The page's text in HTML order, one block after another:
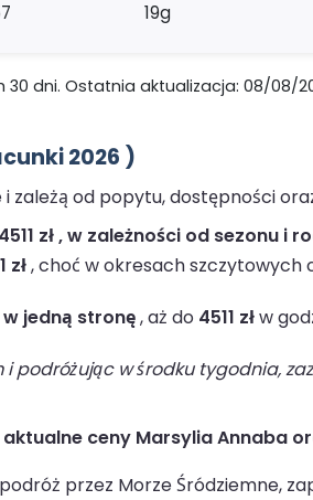
19g
dni. Ostatnia aktualizacja: 08/08/
2026 )
od popytu, dostępności
zł , w zależności od sezonu i
zł, choć w okresach szczytowych
w jedną stronę, aż do 4511 złw
podróżując w środku tygodnia,
ceny Marsylia Annaba
przez Morze Śródziemne,